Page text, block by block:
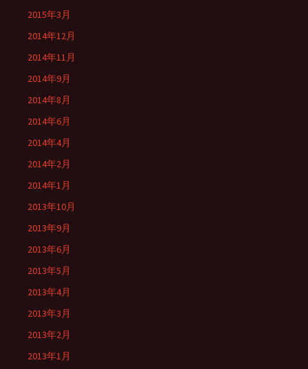
2015年3月
2014年12月
2014年11月
2014年9月
2014年8月
2014年6月
2014年4月
2014年2月
2014年1月
2013年10月
2013年9月
2013年6月
2013年5月
2013年4月
2013年3月
2013年2月
2013年1月